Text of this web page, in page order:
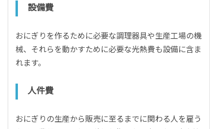
設備費
おにぎりを作るために必要な調理器具や生産工場の機
械、それらを動かすために必要な光熱費も設備に含ま
れます。
人件費
おにぎりの生産から販売に至るまでに関わる人を雇う